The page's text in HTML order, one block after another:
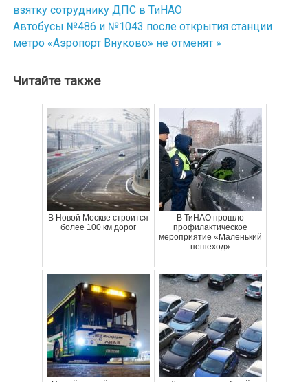
по
записям
взятку сотруднику ДПС в ТиНАО
Автобусы №486 и №1043 после открытия станции
метро «Аэропорт Внуково» не отменят »
Читайте также
В Новой Москве строится
более 100 км дорог
В ТиНАО прошло
профилактическое
мероприятие «Маленький
пешеход»